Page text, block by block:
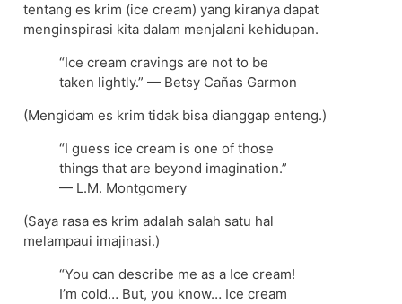
tentang es krim (ice cream) yang kiranya dapat
menginspirasi kita dalam menjalani kehidupan.
“Ice cream cravings are not to be
taken lightly.” — Betsy Cañas Garmon
(Mengidam es krim tidak bisa dianggap enteng.)
“I guess ice cream is one of those
things that are beyond imagination.”
— L.M. Montgomery
(Saya rasa es krim adalah salah satu hal
melampaui imajinasi.)
“You can describe me as a Ice cream!
I’m cold… But, you know… Ice cream